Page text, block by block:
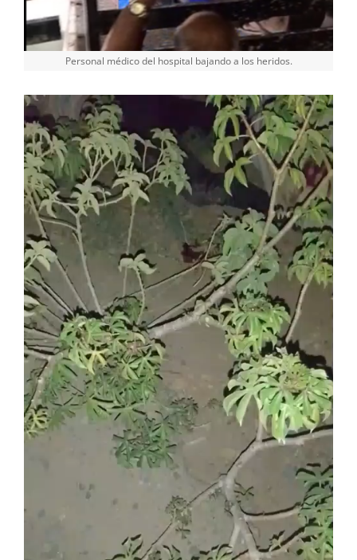
Personal médico del hospital bajando a los heridos.